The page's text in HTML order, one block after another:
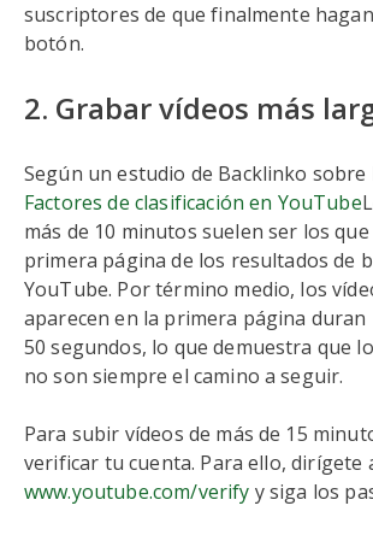
suscriptores de que finalmente
botón.
2. Grabar vídeos más
Según un estudio de Backlinko
Factores de clasificación en YouTube
más de 10 minutos suelen ser los
primera página de los resultados de
YouTube. Por término medio, los
aparecen en la primera página duran
50 segundos, lo que demuestra que
no son siempre el camino a seguir.
Para subir vídeos de más de 15
verificar tu cuenta. Para ello, dirígete
www.youtube.com/verify y siga los